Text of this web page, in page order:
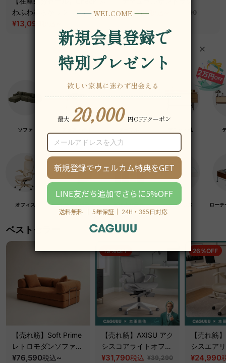
わふわ柔らかラグ
¥13,090
¥11,490 ¥13,590
ソファ デスク・机
オフィス クラフト紙家具 高級木材家具 マットレス ロー
ベストセラー
【売れ筋】Soft Prime
レトロモダンソファベ
ッド｜20色以上から選
¥76,590税込~
19％OFF
【売れ筋】AXISU アク
シスコアライトオフィ
スチェア
¥31,790税込 ¥39,290
26％OFF
【売れ筋
シスエア
フィスチ
¥24,990